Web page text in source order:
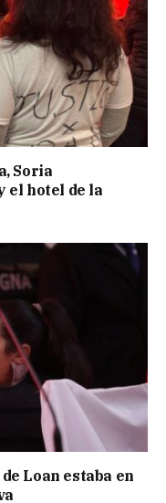
Soria
el hotel de la
Loan estaba en